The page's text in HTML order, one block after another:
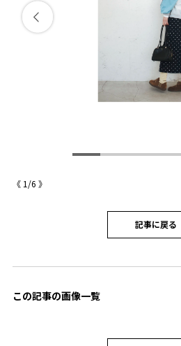
《 1 /6 》
記事に戻る
この記事の画像一覧